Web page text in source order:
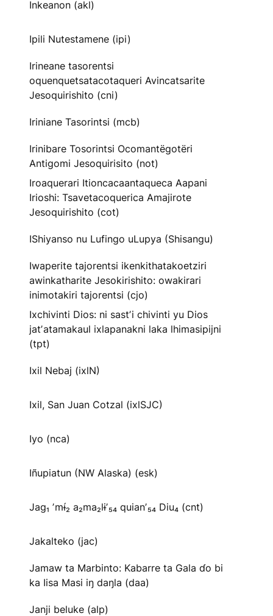
Inkeanon (akl)
Ipili Nutestamene (ipi)
Irineane tasorentsi
oquenquetsatacotaqueri Avincatsarite
Jesoquirishito (cni)
Iriniane Tasorintsi (mcb)
Irinibare Tosorintsi Ocomantëgotëri
Antigomi Jesoquirisito (not)
Iroaquerari Itioncacaantaqueca Aapani
Irioshi: Tsavetacoquerica Amajirote
Jesoquirishito (cot)
IShiyanso nu Lufingo uLupya (Shisangu)
Iwaperite tajorentsi ikenkithatakoetziri
awinkatharite Jesokirishito: owakirari
inimotakiri tajorentsi (cjo)
Ixchivinti Dios: ni sastʼi chivinti yu Dios
jatʼatamakaul ixlapanakni laka lhimasipijni
(tpt)
Ixil Nebaj (ixlN)
Ixil, San Juan Cotzal (ixlSJC)
Iyo (nca)
Iñupiatun (NW Alaska) (esk)
Jag₁ ʼmɨ́₂ a₂ma₂lɨʼ₅₄ quianʼ₅₄ Diu₄ (cnt)
Jakalteko (jac)
Jamaw ta Marbinto: Kabarre ta Gala ɗo bi
ka Iisa Masi iŋ daŋla (daa)
Janji beluke (alp)